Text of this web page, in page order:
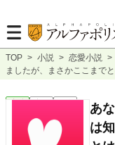
TOP > 小説 > 恋愛小説 >
ましたが、まさかここまで
恋愛 完結 短編
あ
は